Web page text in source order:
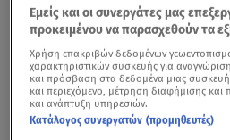
Εμείς και οι συνεργάτες μας
προκειμένου να παρασχεθούν τα
Χρήση επακριβών δεδομένων
χαρακτηριστικών συσκευής για
και πρόσβαση στα δεδομένα μιας
και περιεχόμενο, μέτρηση διαφήμισης και
και ανάπτυξη υπηρεσιών.
Κατάλογος συνεργατών (προμηθευτές)